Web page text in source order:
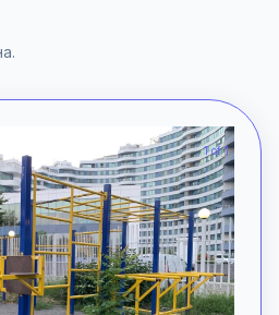
.
1 of 1